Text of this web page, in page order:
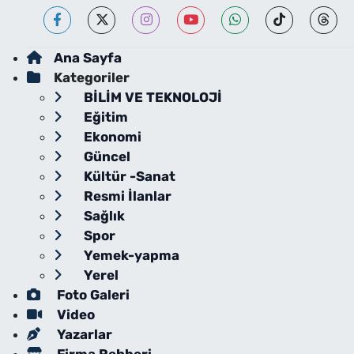
Ana Sayfa
Kategoriler
BİLİM VE TEKNOLOJİ
Eğitim
Ekonomi
Güncel
Kültür -Sanat
Resmi İlanlar
Sağlık
Spor
Yemek-yapma
Yerel
Foto Galeri
Video
Yazarlar